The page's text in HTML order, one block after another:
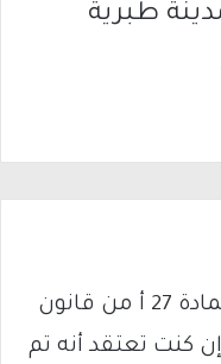
مدينة طبرية
يتم الاستخدام المواد وفقًا للمادة 27 أ من قانون
والنشر 2007، وإن كنت تعتقد أنه تم